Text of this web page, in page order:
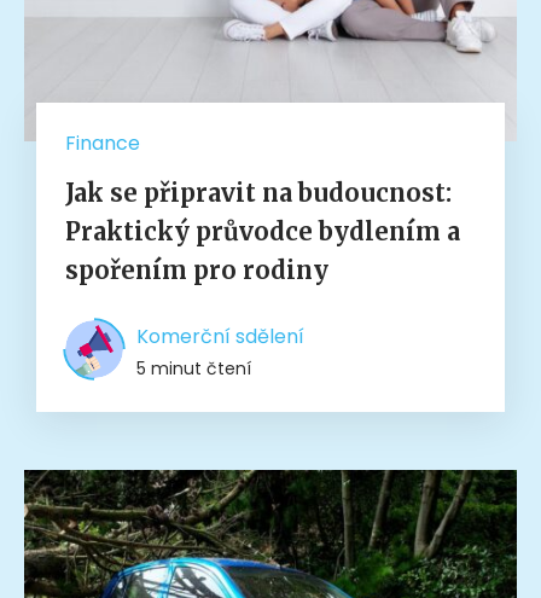
Finance
Jak se připravit na budoucnost:
Praktický průvodce bydlením a
spořením pro rodiny
Komerční sdělení
5 minut čtení